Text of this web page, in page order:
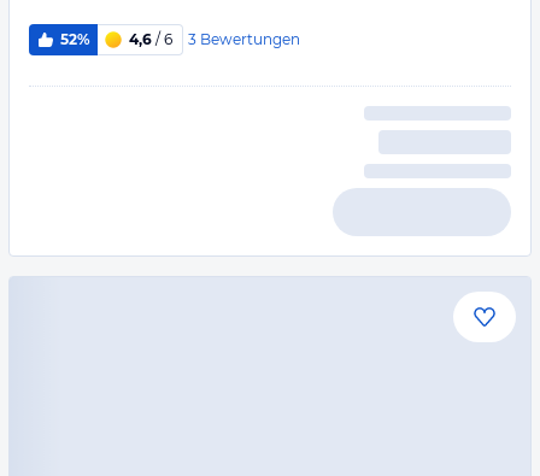
52% 4,6 / 6 3 Bewertungen